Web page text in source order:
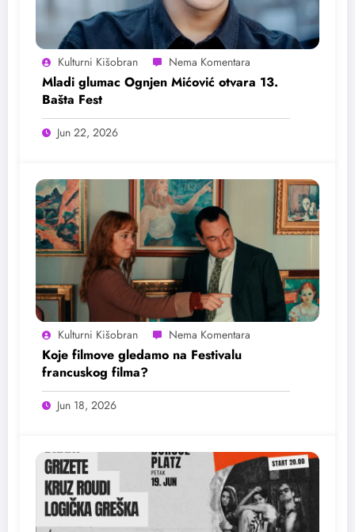
Kulturni Kišobran
Mladi glumac Ognjen Mićović otvara 13.
Bašta Fest
Jun 22, 2026
Kulturni Kišobran
Koje filmove gledamo na Festivalu
francuskog filma?
Jun 18, 2026